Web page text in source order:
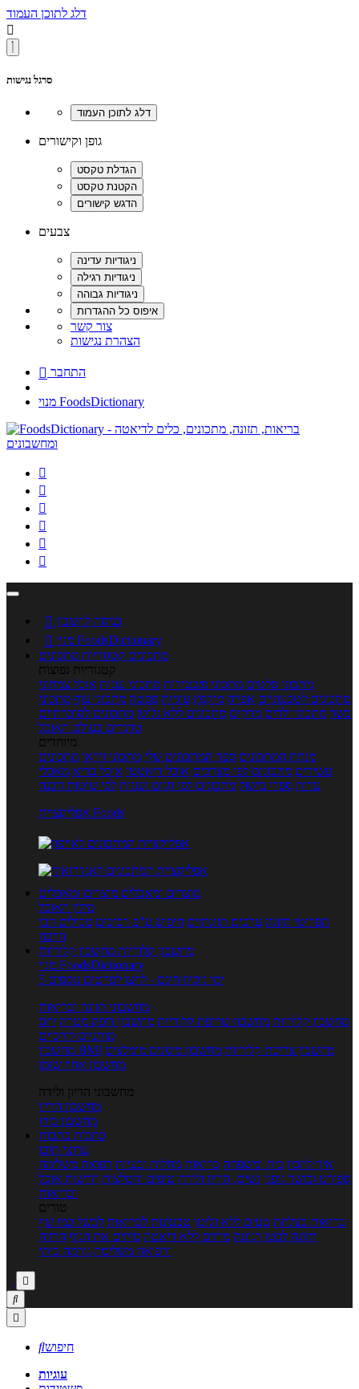
דלג לתוכן העמוד

סרגל נגישות
גופן וקישורים
צבעים
צור קשר
הצהרת נגישות
 התחבר
מנוי FoodsDictionary






 כניסה לחשבון

מנוי FoodsDictionary
מתכונים קטגוריות מתכונים
קטגוריות נפוצות
מתכוני סלטים מתכוני פשטידות מתכוני עוגות אוכל צמחוני
מתכונים לטבעוניים אפייה מוקפץ עוגיות פסטה מתכוני עוף מתכוני
בשר מתכוני ילדים מרקים מתכונים ללא גלוטן מתכונים לסוכרתיים
טרנדים בעולם האוכל
מיוחדים
מנתח המתכונים ספר המתכונים שלי מתכוני וידאו מתכונים
עשירים מתכונים לפי מצרכים אוכל דיאטטי אוכל בריא מאכלי
עדות ספרי בישול מתכונים לפי חגים ועונות לפי שיטות הכנה
אפליקציית Foods
מוצרים ומאכלים מוצרים ומאכלים
מילון האוכל
תפריטי תזונה ערכים תזונתיים חיפוש ע"פ רכיבים מכילים הכי
הרבה
מחשבון קלוריות מחשבון קלוריות
מנוי FoodsDictionary
5 ימי ניסיון חינם - לחצו לפרטים נוספים
מחשבוני תזונה ובריאות
מחשבון קלוריות מחשבון שריפת קלוריות מחשבון דופק מטרה יחס
מותניים לירכיים
מחשבון BMI
מחשבון צריכת קלוריות מחשבון מינונים מומלצים
מחשבון אחוז שומן
מחשבוני הריון ולידה
מחשבון הריון
מחשבון ביוץ
כתבות כתבות
ערוצי תוכן
איך להכין בית ומשפחה בריאות מחלות ובעיות רפואה משלימה
ספורט וכושר גופני נשים, הריון ולידה טיפים והמלצות חדשות אוכל
ובריאות
טורים
בריאות בצלחת טעים ללא גלוטן טבעונות לבריאות לבשל כמו שף
תזונה לבטן רגועה מרזים ללא דיאטה מזיזים את הגוף הרזיה
ורפואה משלימה גורמה ביתי



חיפוש
עוגיות